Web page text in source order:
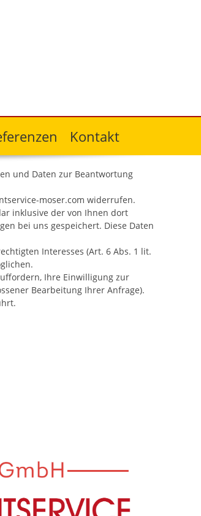
Kontakt
und Daten zur Beantwortung
moser.com widerrufen.
inklusive der von Ihnen dort
bei uns gespeichert. Diese Daten
Interesses (Art. 6 Abs. 1 lit.
Ihre Einwilligung zur
Bearbeitung Ihrer Anfrage).